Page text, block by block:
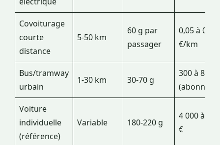
Covoiturage
courte
distance
5-50 km
60 g par
passager
0,05 à 0,12
€/km
Bus/tramway
urbain
1-30 km 30-70 g
300 à 800 €
Voiture
individuelle
(référence)
Variable 180-220 g
4 000 à 7
€